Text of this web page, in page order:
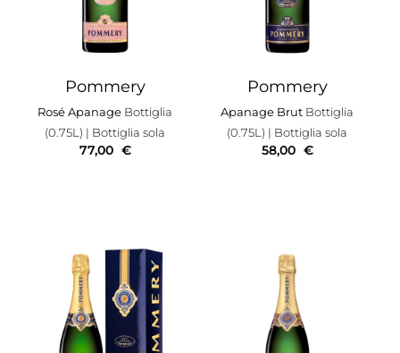
Pommery
Rosé Apanage Bottiglia
(0.75L) | Bottiglia sola
77,00 €
Pommery
Apanage Brut Bottiglia
(0.75L) | Bottiglia sola
58,00 €